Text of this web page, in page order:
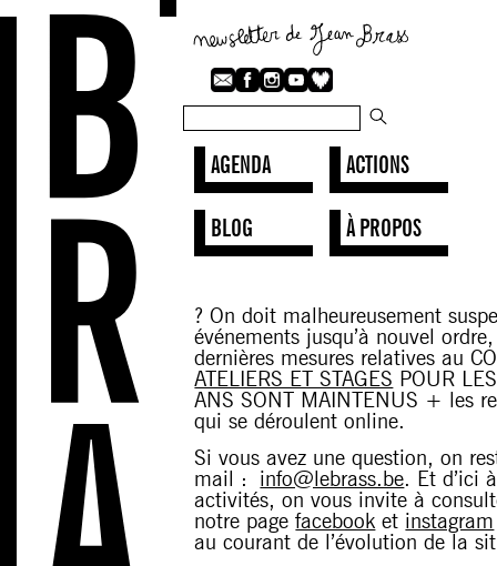
AGENDA ACTIONS
BLOG À PROPOS
? On doit malheureusement
événements jusqu’à nouvel
dernières mesures relatives au
ATELIERS ET STAGES POUR
ANS SONT MAINTENUS + les
qui se déroulent online.
Si vous avez une question, on
mail : info@lebrass.be. Et d’ici
activités, on vous invite à
notre pagefacebook et instagram
au courant de l’évolution de la